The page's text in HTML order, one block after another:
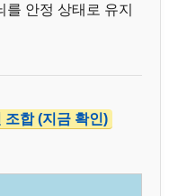
를 안정 상태로 유지
조합 (지금 확인)